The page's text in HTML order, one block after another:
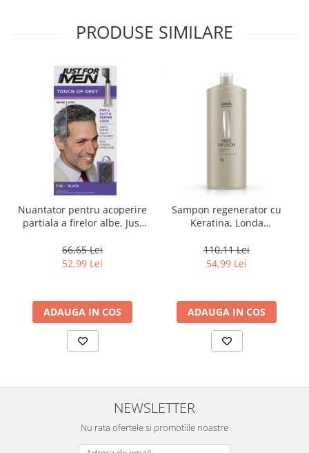
PRODUSE SIMILARE
Nuantator pentru acoperire
partiala a firelor albe, Just
Touch of Grey, 40 g
66,65 Lei
52,99 Lei
ADAUGA IN COS
Sampon regenerator cu
Keratina, Londa
Infusion, 1000 ml
110,11 Lei
54,99 Lei
ADAUGA IN COS
NEWSLETTER
Nu rata ofertele si promotiile noastre